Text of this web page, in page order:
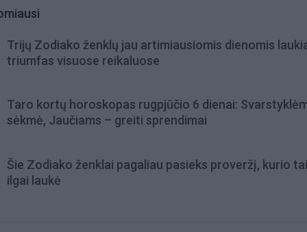
Trijų Zodiako ženklų jau artimiausiomis dienomis
triumfas visuose reikaluose
Taro kortų horoskopas rugpjūčio 6 dienai:
sėkmė, Jaučiams – greiti sprendimai
Šie Zodiako ženklai pagaliau pasieks proveržį, kurio
ilgai laukė